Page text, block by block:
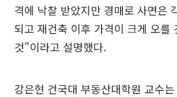
격에 낙찰 받았지만 경매로 사면은
되고 재건축 이후 가격이 크게 오를
것"이라고 설명했다.
강은현 건국대 부동산대학원 교수